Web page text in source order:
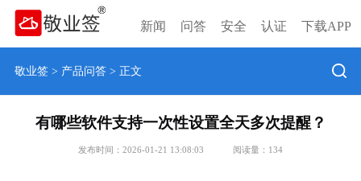
新闻 问答 安全 认证 下载APP
敬业签> 产品问答> 正文
有哪些软件支持一次性设置全天多次提醒？
发布时间：2026-01-21 13:08:03 阅读量： 134